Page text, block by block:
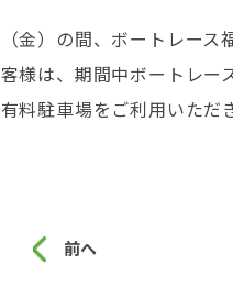
金）の間、ボートレース
様は、期間中ボートレ
料駐車場をご利用いただ
前へ